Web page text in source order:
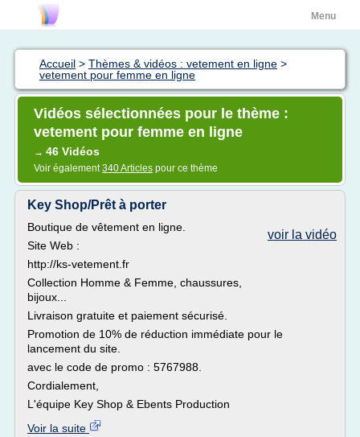
Menu
Accueil > Thèmes & vidéos : vetement en ligne >
vetement pour femme en ligne
Vidéos sélectionnées pour le thème :
vetement pour femme en ligne
→ 46 Vidéos
Voir également340 Articles pour ce thème
Key Shop/Prêt à porter
voir la vidéo
Boutique de vêtement en ligne.
Site Web :
http://ks-vetement.fr
Collection Homme & Femme, chaussures,
bijoux...
Livraison gratuite et paiement sécurisé.
Promotion de 10% de réduction immédiate pour le
lancement du site.
avec le code de promo : 5767988.
Cordialement,
L'équipe Key Shop & Ebents Production
Voir la suite